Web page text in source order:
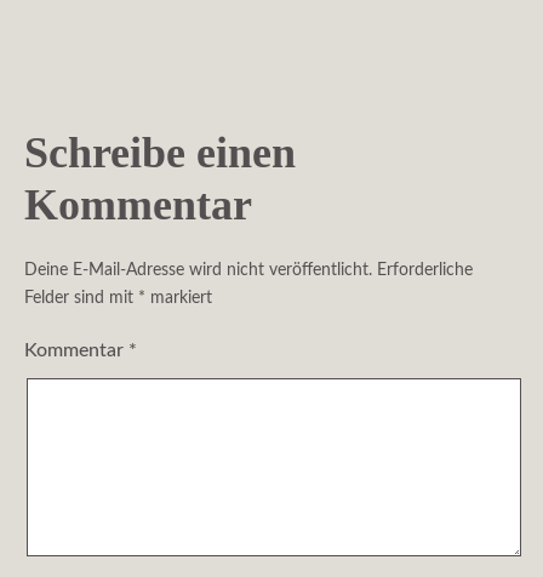
Schreibe einen
Kommentar
Deine E-Mail-Adresse wird nicht veröffentlicht. Erforderliche
Felder sind mit * markiert
Kommentar *